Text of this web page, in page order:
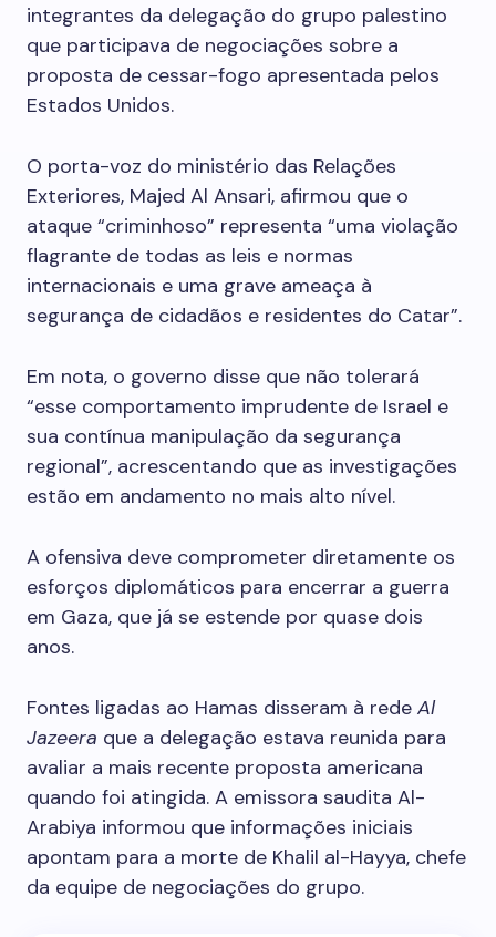
integrantes da delegação do grupo palestino
que participava de negociações sobre a
proposta de cessar-fogo apresentada pelos
Estados Unidos.
O porta-voz do ministério das Relações
Exteriores, Majed Al Ansari, afirmou que o
ataque “criminhoso” representa “uma violação
flagrante de todas as leis e normas
internacionais e uma grave ameaça à
segurança de cidadãos e residentes do Catar”.
Em nota, o governo disse que não tolerará
“esse comportamento imprudente de Israel e
sua contínua manipulação da segurança
regional”, acrescentando que as investigações
estão em andamento no mais alto nível.
A ofensiva deve comprometer diretamente os
esforços diplomáticos para encerrar a guerra
em Gaza, que já se estende por quase dois
anos.
Fontes ligadas ao Hamas disseram à rede Al
Jazeera que a delegação estava reunida para
avaliar a mais recente proposta americana
quando foi atingida. A emissora saudita Al-
Arabiya informou que informações iniciais
apontam para a morte de Khalil al-Hayya, chefe
da equipe de negociações do grupo.